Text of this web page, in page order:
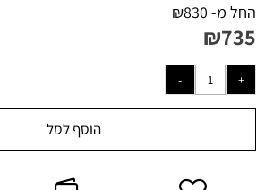
החל מ-
₪830
₪735
הוסף לסל